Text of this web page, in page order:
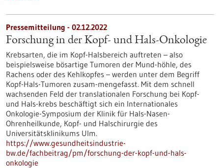
Pressemitteilung - 02.12.2022
Forschung in der Kopf- und Hals-​Onkologie
Krebsarten, die im Kopf-​Halsbereich auftreten – also
beispielsweise bösartige Tumoren der Mund-​höhle, des
Rachens oder des Kehlkopfes – werden unter dem Begriff
Kopf-​Hals-Tumoren zusam-​mengefasst. Mit dem schnell
wachsenden Feld der translationalen Forschung bei Kopf-
und Hals-​krebs beschäftigt sich ein Internationales
Onkologie-​Symposium der Klinik für Hals-​Nasen-
Ohrenheilkunde, Kopf- und Halschirurgie des
Universitätsklinikums Ulm.
https://www.gesundheitsindustrie-
bw.de/fachbeitrag/pm/forschung-der-kopf-und-hals-
onkologie